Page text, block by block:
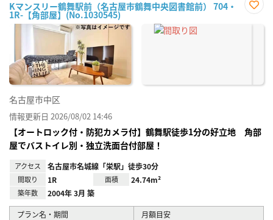
Kマンスリー鶴舞駅前（名古屋市鶴舞中央図書館前） 704・
1R-【角部屋】(No.1030545)
に入
名古屋市中区
情報更新日 2026/08/02 14:46
【オートロック付・防犯カメラ付】鶴舞駅徒歩1分の好立地 角部
屋でバストイレ別・独立洗面台付部屋！
アクセス 名古屋市名城線「栄駅」徒歩30分
間取り 1R 面積 24.74m²
築年数 2004年 3月 築
プラン名・期間 月額目安